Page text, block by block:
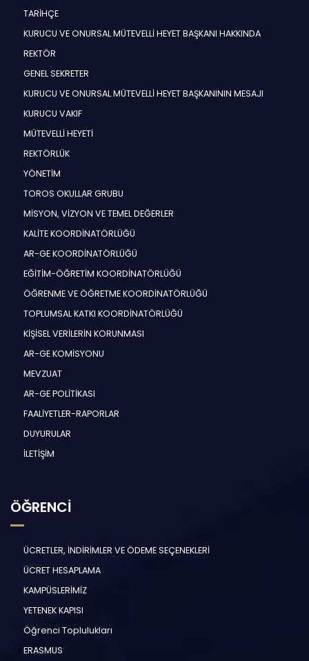
TARİHÇE
KURUCU VE ONURSAL MÜTEVELLİ HEYET BAŞKANI HAKKINDA
REKTÖR
GENEL SEKRETER
KURUCU VE ONURSAL MÜTEVELLİ HEYET BAŞKANININ MESAJI
KURUCU VAKIF
MÜTEVELLİ HEYETİ
REKTÖRLÜK
YÖNETİM
TOROS OKULLAR GRUBU
MİSYON, VİZYON VE TEMEL DEĞERLER
KALİTE KOORDİNATÖRLÜĞÜ
AR-GE KOORDİNATÖRLÜĞÜ
EĞİTİM-ÖĞRETİM KOORDİNATÖRLÜĞÜ
ÖĞRENME VE ÖĞRETME KOORDİNATÖRLÜĞÜ
TOPLUMSAL KATKI KOORDİNATÖRLÜĞÜ
KİŞİSEL VERİLERİN KORUNMASI
AR-GE KOMİSYONU
MEVZUAT
AR-GE POLİTİKASI
FAALİYETLER-RAPORLAR
DUYURULAR
İLETİŞİM
ÖĞRENCİ
ÜCRETLER, İNDİRİMLER VE ÖDEME SEÇENEKLERİ
ÜCRET HESAPLAMA
KAMPÜSLERİMİZ
YETENEK KAPISI
Öğrenci Toplulukları
ERASMUS